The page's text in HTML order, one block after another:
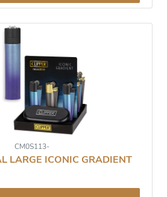
CM0S113-
LARGE ICONIC GRADIENT